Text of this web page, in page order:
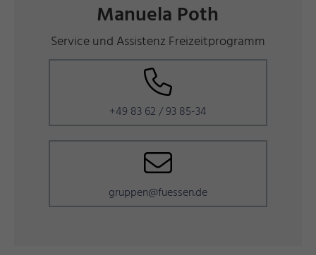
Manuela Poth
Service und Assistenz Freizeitprogramm
+49 83 62 / 93 85-34
gruppen@fuessen.de